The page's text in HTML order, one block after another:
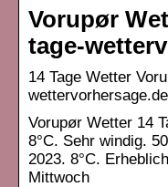
Vorupør
tage-
14 Tage Wetter
wettervorhersage.de
Vorupør Wetter 14
8°C. Sehr windig.
2023. 8°C.
Mittwoch